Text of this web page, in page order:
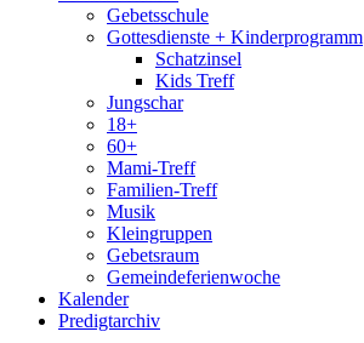
Gebetsschule
Gottesdienste + Kinderprogramm
Schatzinsel
Kids Treff
Jungschar
18+
60+
Mami-Treff
Familien-Treff
Musik
Kleingruppen
Gebetsraum
Gemeindeferienwoche
Kalender
Predigtarchiv